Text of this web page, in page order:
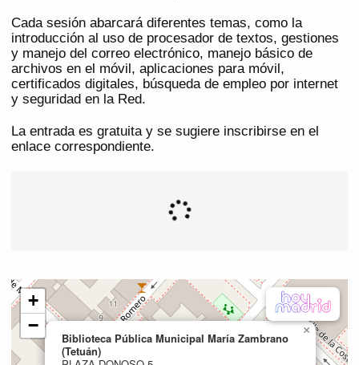
Cada sesión abarcará diferentes temas, como la
introducción al uso de procesador de textos, gestiones
y manejo del correo electrónico, manejo básico de
archivos en el móvil, aplicaciones para móvil,
certificados digitales, búsqueda de empleo por internet
y seguridad en la Red.
La entrada es gratuita y se sugiere inscribirse en el
enlace correspondiente.